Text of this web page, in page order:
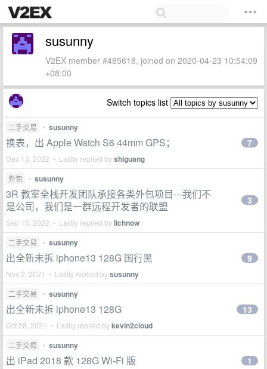
susunny
V2EX member #485618, joined on 2020-04-23 10:54:09
+08:00
Switch topics list
二手交易 • susunny
换表，出 Apple Watch S6 44mm GPS；
Dec 13, 2022 • Lastly replied byshiguang
7
外包 • susunny
3R 教室全栈开发团队承接各类外包项目---我们不
是公司，我们是一群远程开发者的联盟
Sep 16, 2022 • Lastly replied bylichnow
3
二手交易 • susunny
出全新未拆 iphone13 128G 国行黑
Nov 2, 2021 • Lastly replied bysusunny
9
二手交易 • susunny
出全新未拆 iphone13 128G
Oct 28, 2021 • Lastly replied bykevin2cloud
13
二手交易 • susunny
出 iPad 2018 款 128G Wi-Fi 版 1